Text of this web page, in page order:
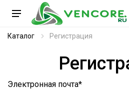
Каталог Регистрация
Электронная почта*